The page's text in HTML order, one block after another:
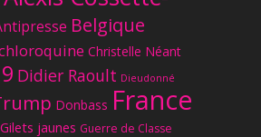
Belgique
Christelle Néant
Didier Raoult Dieudonné
Donbass France
Gilets jaunes Guerre de Classe